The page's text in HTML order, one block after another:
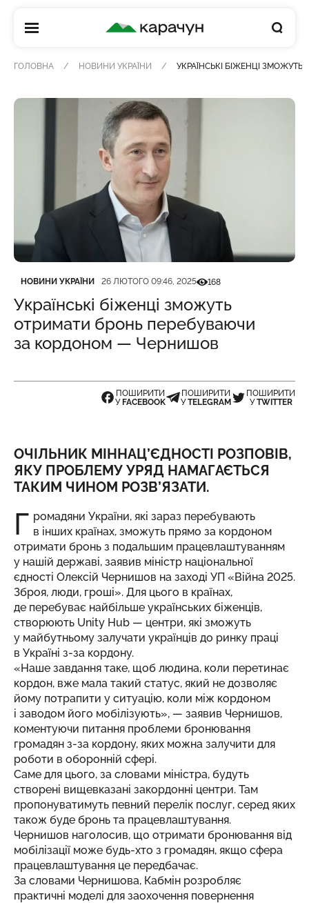
КАРАЧУН
ГОЛОВНА НОВИНИ УКРАЇНИ УКРАЇНСЬКІ БІЖЕНЦІ
Категорія
НОВИНИ УКРАЇНИ
Дата публікації 26 ЛЮТОГО 09:46, 2025Кількість переглядів
168
Українські біженці зможуть
отримати бронь перебуваючи
за кордоном — Чернишов
ПОШИРИТИ
У FACEBOOK
ПОШИРИТИ
УTELEGRAM
ПОШИРИТИ
УTWITTER
ОЧІЛЬНИК МІННАЦ’ЄДНОСТІ РОЗПОВІВ,
ЯКУ ПРОБЛЕМУ УРЯД НАМАГАЄТЬСЯ
ТАКИМ ЧИНОМ РОЗВ’ЯЗАТИ.
Г ромадяни України, які зараз перебувають
в інших країнах, зможуть прямо за кордоном
отримати бронь з подальшим працевлаштуванням
у нашій державі, заявив міністр національної
єдності Олексій Чернишов на заході УП «Війна 2025.
Зброя, люди, гроші». Для цього в країнах,
де перебуває найбільше українських біженців,
створюють Unity Hub — центри, які зможуть
у майбутньому залучати українців до ринку праці
в Україні з-за кордону.
«Наше завдання таке, щоб людина, коли перетинає
кордон, вже мала такий статус, який не дозволяє
йому потрапити у ситуацію, коли між кордоном
і заводом його мобілізують», — заявив Чернишов,
коментуючи питання проблеми бронювання
громадян з-за кордону, яких можна залучити для
роботи в оборонній сфері.
Саме для цього, за словами міністра, будуть
створені вищевказані закордонні центри. Там
пропонуватимуть певний перелік послуг, серед яких
також буде бронь та працевлаштування.
Чернишов наголосив, що отримати бронювання від
мобілізації може будь-хто з громадян, якщо сфера
працевлаштування це передбачає.
За словами Чернишова, Кабмін розробляє
практичні моделі для заохочення повернення